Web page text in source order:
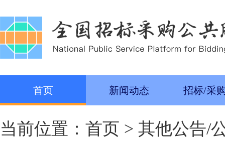
首页 新闻动态 招标/采
当前位置： 首页 > 其他公告/